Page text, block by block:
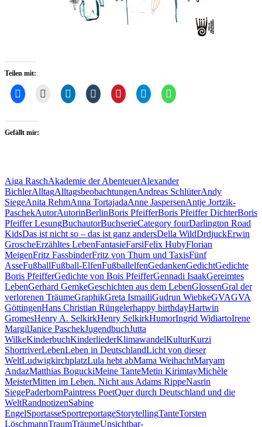
Teilen mit:
Gefällt mir:
Aiga RaschAkademie der AbenteuerAlexander
BichlerAlltagAlltagsbeobachtungenAndreas SchlüterAndy
SiegeAnita RehmAnna TortajadaAnne JaspersenAntje Jortzik-
PaschekAutorAutorinBerlinBoris PfeifferBoris Pfeiffer DichterBoris
Pfeiffer LesungBuchautorBuchserieCategory fourDarlington Road
KidsDas ist nicht so – das ist ganz andersDella WildDrdjuckErwin
GroscheErzähltes LebenFantasieFarsiFelix HubyFlorian
MeigenFritz FassbinderFritz von Thurn und TaxisFünf
AsseFußballFußball-ElfenFußballelfenGedankenGedichtGedichte
Boris PfeifferGedichte von Bois PfeifferGennadi IsaakGereimtes
LebenGerhard GemkeGeschichten aus dem LebenGlossenGral der
verlorenen TräumeGraphikGreta IsmailiGudrun WiebkeGVAGVA
GöttingenHans Christian Rüngelerhappy birthdayHartwin
GromesHenry A. SelkirkHenry SelkirkHumorIngrid WidiartoIrene
MargilJanice PaschekJugendbuchJutta
WilkeKinderbuchKinderliederKlimawandelKulturKurzi
ShortriverLebenLeben in DeutschlandLicht von dieser
WeltLudwigkirchplatzLula hebt abMama WeihachtMaryam
AndazMatthias BoguckiMeine TanteMetin KirimtayMichèle
MeisterMitten im Leben. Nicht aus Adams RippeNasrin
SiegePaderbornPaintress PoetQuer durch Deutschland und die
WeltRandnotizenSabine
EngelSportasseSportreportageStorytellingTanteTorsten
LöschmannTraumTräumeUnsichtbar-